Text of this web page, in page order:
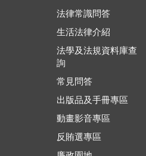
法律常識問答
生活法律介紹
法學及法規資料庫查
詢
常見問答
出版品及手冊專區
動畫影音專區
反賄選專區